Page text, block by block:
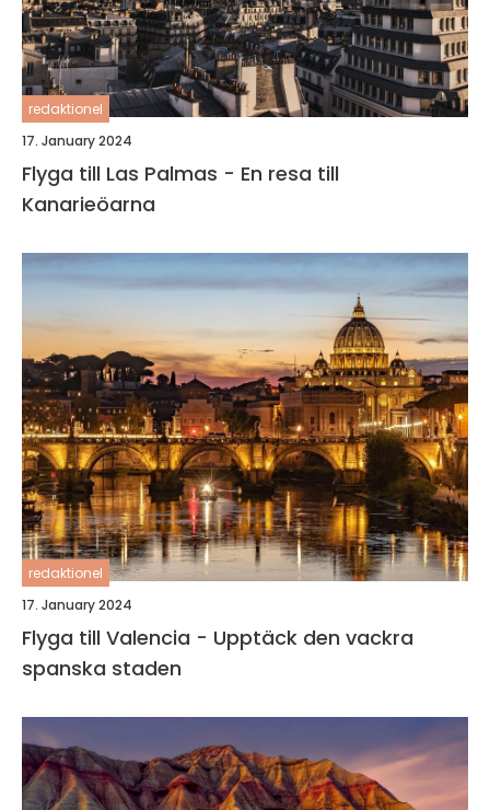
redaktionel
17. January 2024
Flyga till Las Palmas - En resa till
Kanarieöarna
redaktionel
17. January 2024
Flyga till Valencia - Upptäck den vackra
spanska staden